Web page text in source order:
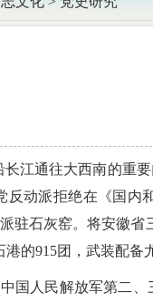
长江通往大西南的重
反动派拒绝在《国内
驻石灰窑。将安徽省
的915团，武装配备
人民解放军第二、三